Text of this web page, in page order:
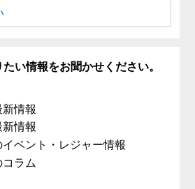
い情報をお聞かせください。
情報
情報
ベント・レジャー情報
ラム